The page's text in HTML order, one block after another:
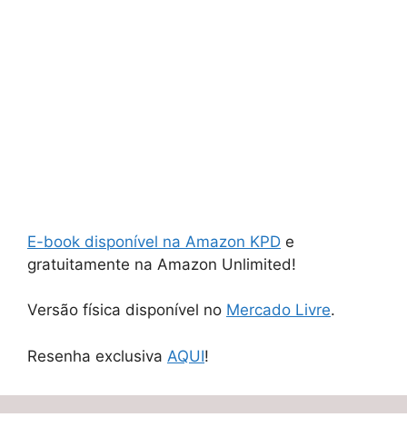
E-book disponível na Amazon KPD e
gratuitamente na Amazon Unlimited!
Versão física disponível no Mercado Livre.
Resenha exclusiva AQUI!